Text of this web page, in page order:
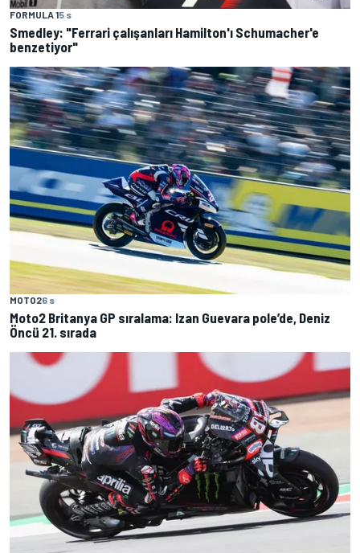
FORMULA 15 s
Smedley: "Ferrari çalışanları Hamilton'ı Schumacher'e
benzetiyor"
MOTO26 s
Moto2 Britanya GP sıralama: Izan Guevara pole’de, Deniz
Öncü 21. sırada